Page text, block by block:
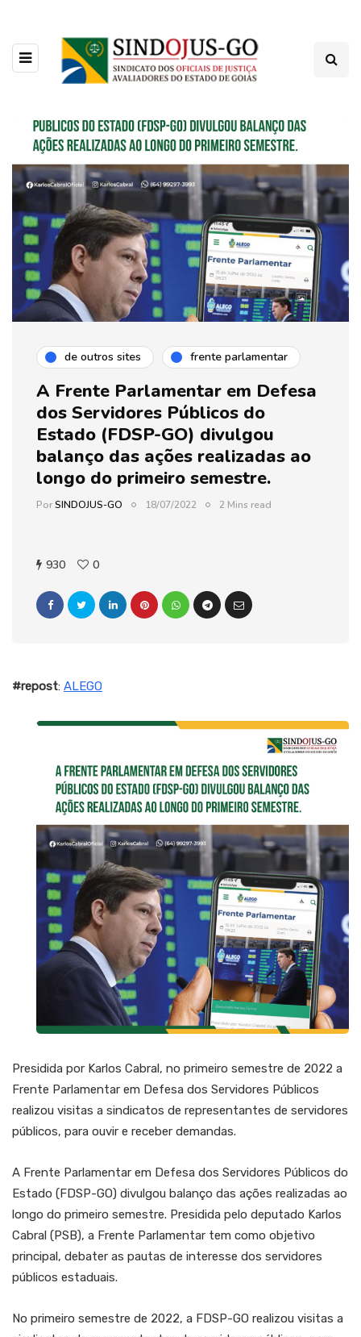
de outros sites frente parlamentar
A Frente Parlamentar em Defesa
dos Servidores Públicos do
Estado (FDSP-GO) divulgou
balanço das ações realizadas ao
longo do primeiro semestre.
PorSINDOJUS-GO 18/07/2022 2 Mins read
930 0
#repost: ALEGO
Presidida por Karlos Cabral, no primeiro semestre de 2022 a
Frente Parlamentar em Defesa dos Servidores Públicos
realizou visitas a sindicatos de representantes de servidores
públicos, para ouvir e receber demandas.
A Frente Parlamentar em Defesa dos Servidores Públicos do
Estado (FDSP-GO) divulgou balanço das ações realizadas ao
longo do primeiro semestre. Presidida pelo deputado Karlos
Cabral (PSB), a Frente Parlamentar tem como objetivo
principal, debater as pautas de interesse dos servidores
públicos estaduais.
No primeiro semestre de 2022, a FDSP-GO realizou visitas a